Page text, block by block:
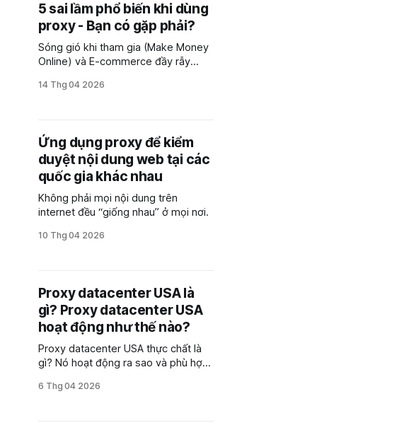
5 sai lầm phổ biến khi dùng
proxy - Bạn có gặp phải?
Sóng gió khi tham gia (Make Money
Online) và E-commerce đầy rẫy
nương tay từ các nền tảng. Proxy
Tuy nhiên, rất nhiều người dùng đang
tự cầm dao đằng lưỡi khi sử dụng
Proxy sai cách.
14 Thg 04 2026
Ứng dụng proxy để kiểm
duyệt nội dung web tại các
quốc gia khác nhau
Không phải mọi nội dung trên
internet đều “giống nhau” ở mọi nơi.
10 Thg 04 2026
Proxy datacenter USA là
gì? Proxy datacenter USA
hoạt động như thế nào?
Proxy datacenter USA thực chất là
gì? Nó hoạt động ra sao và phù hợp
sẽ giúp bạn hiểu rõ nhé
6 Thg 04 2026